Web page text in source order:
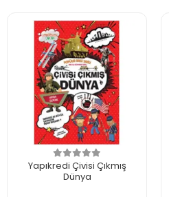
Yapıkredi Çivisi Çıkmış
Dünya